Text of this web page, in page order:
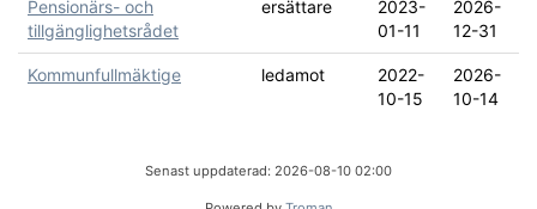
Pensionärs- och
tillgänglighetsrådet
ersättare
2023-
01-11
2026-
12-31
Kommunfullmäktige ledamot
2022-
10-15
2026-
10-14
Senast uppdaterad: 2026-08-10 02:00